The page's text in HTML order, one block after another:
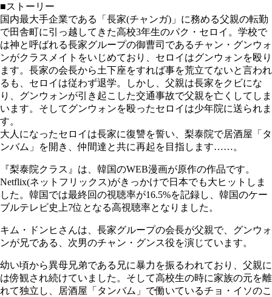
■ストーリー
国内最大手企業である「長家(チャンガ)」に務める父親の転勤
で田舎町に引っ越してきた高校3年生のパク・セロイ。学校で
は神と呼ばれる長家グループの御曹司であるチャン・グンウォ
ンがクラスメイトをいじめており、セロイはグンウォンを殴り
ます。長家の会長から土下座をすれば事を荒立てないと言われ
るも、セロイは従わず退学。しかし、父親は長家をクビにな
り、グンウォンが引き起こした交通事故で父親を亡くしてしま
います。そしてグンウォンを殴ったセロイは少年院に送られま
す。
大人になったセロイは長家に復讐を誓い、梨泰院で居酒屋「タ
ンバム」を開き、仲間達と共に再起を目指します……。
『梨泰院クラス』は、韓国のWEB漫画が原作の作品です。
Netflix(ネットフリックス)がきっかけで日本でも大ヒットしま
した。韓国では最終回の視聴率が16.5%を記録し、韓国のケー
ブルテレビ史上7位となる高視聴率となりました。
キム・ドンヒさんは、長家グループの会長が父親で、グンウォ
ンが兄である、次男のチャン・グンス役を演じています。
幼い頃から異母兄弟である兄に暴力を振るわれており、父親に
は傍観され続けていました。そして高校生の時に家族の元を離
れて独立し、居酒屋「タンバム」で働いているチョ・イソのこ